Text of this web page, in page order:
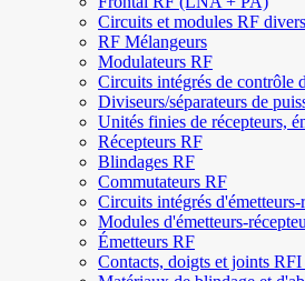
Circuits et modules RF divers
RF Mélangeurs
Modulateurs RF
Circuits intégrés de contrôle
Diviseurs/séparateurs de
Unités finies de récepteurs,
Récepteurs RF
Blindages RF
Commutateurs RF
Circuits intégrés
Modules d'émetteurs-
Émetteurs RF
Contacts, doigts et joints